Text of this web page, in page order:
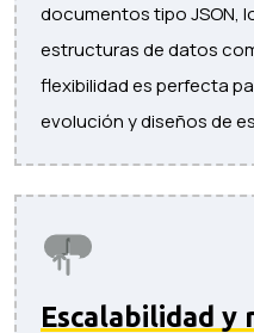
documentos tipo JSON,
estructuras de datos
flexibilidad es perfecta
evolución y diseños de
Escalabilidad y